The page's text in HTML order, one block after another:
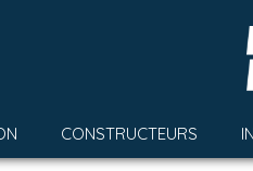
CONSTRUCTEURS